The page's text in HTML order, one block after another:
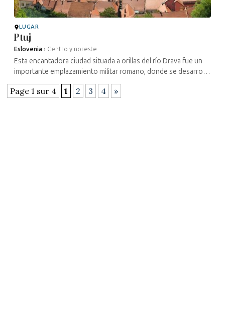
LUGAR
Ptuj
Eslovenia › Centro y noreste
Esta encantadora ciudad situada a orillas del río Drava fue un
importante emplazamiento militar romano, donde se desarrolló
la ciudad de Poetovium. Fue destruida por los hunos en el siglo
V y ...
Page 1 sur 4 1 2 3 4 »